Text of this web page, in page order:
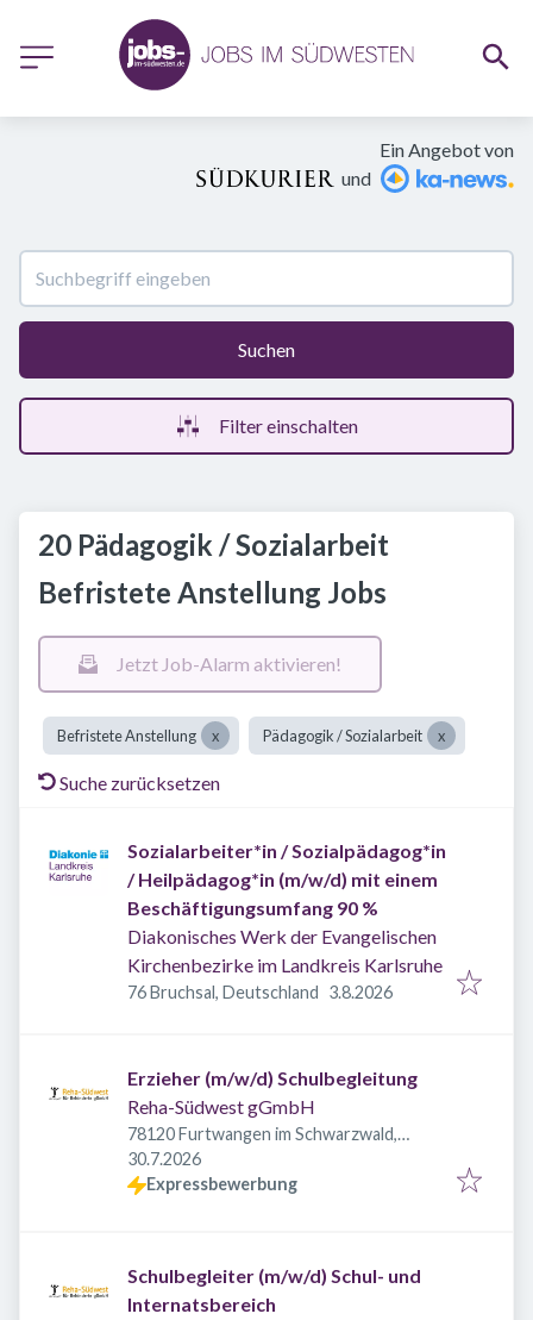
Ein Angebot von
und
Suchen
Filter einschalten
20 Pädagogik / Sozialarbeit
Befristete Anstellung Jobs
Jetzt Job-Alarm aktivieren!
Befristete Anstellung Pädagogik / Sozialarbeit
Suche zurücksetzen
Sozialarbeiter*in / Sozialpädagog*in
/ Heilpädagog*in (m/w/d) mit einem
Beschäftigungsumfang 90 %
Diakonisches Werk der Evangelischen
Kirchenbezirke im Landkreis Karlsruhe
76 Bruchsal, Deutschland Veröffentlicht
3.8.2026
Erzieher (m/w/d) Schulbegleitung
Reha-Südwest gGmbH
78120 Furtwangen im Schwarzwald,
Deutschland
Veröffentlicht
30.7.2026
Expressbewerbung
Schulbegleiter (m/w/d) Schul- und
Internatsbereich